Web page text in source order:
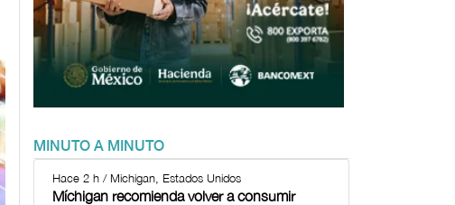
MINUTO A MINUTO
Hace 2 h / Michigan, Estados Unidos
Míchigan recomienda volver a consumir